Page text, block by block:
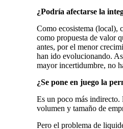
¿Podría afectarse la
Como ecosistema (local),
como propuesta de valor
antes, por el menor
han ido evolucionando.
mayor incertidumbre, no
¿Se pone en juego la
Es un poco más indirecto.
volumen y tamaño de
Pero el problema de